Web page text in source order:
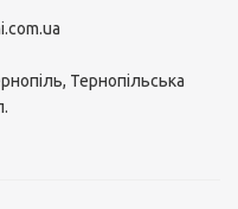
Тернопільська